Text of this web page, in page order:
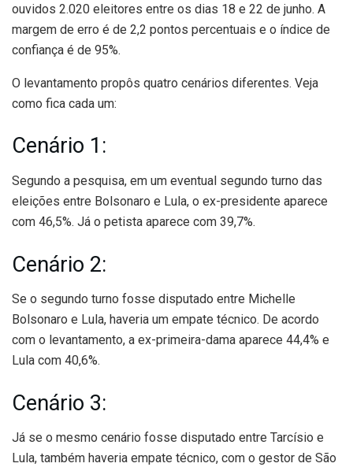
ouvidos 2.020 eleitores entre os dias 18 e 22 de junho. A
margem de erro é de 2,2 pontos percentuais e o índice de
confiança é de 95%.
O levantamento propôs quatro cenários diferentes. Veja
como fica cada um:
Cenário 1:
Segundo a pesquisa, em um eventual segundo turno das
eleições entre Bolsonaro e Lula, o ex-presidente aparece
com 46,5%. Já o petista aparece com 39,7%.
Cenário 2:
Se o segundo turno fosse disputado entre Michelle
Bolsonaro e Lula, haveria um empate técnico. De acordo
com o levantamento, a ex-primeira-dama aparece 44,4% e
Lula com 40,6%.
Cenário 3:
Já se o mesmo cenário fosse disputado entre Tarcísio e
Lula, também haveria empate técnico, com o gestor de São